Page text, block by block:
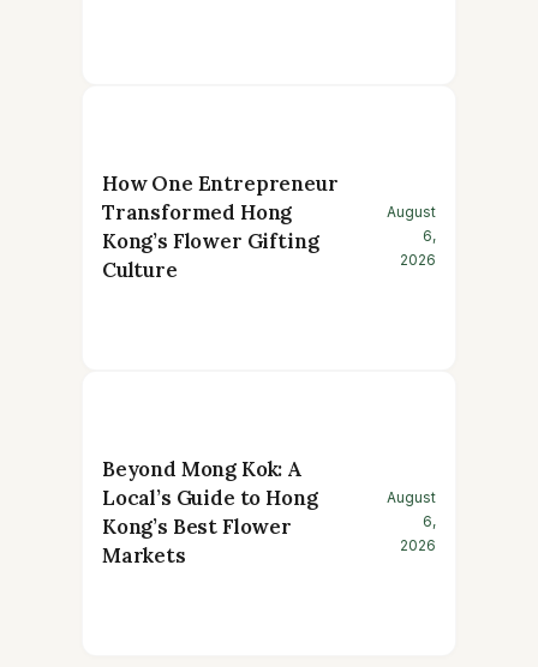
How One Entrepreneur
Transformed Hong
Kong’s Flower Gifting
Culture
August
6,
2026
Beyond Mong Kok: A
Local’s Guide to Hong
Kong’s Best Flower
Markets
August
6,
2026